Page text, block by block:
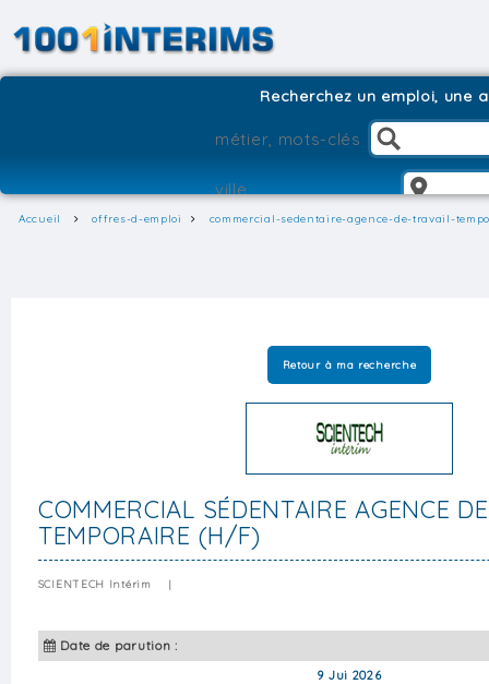
Recherchez un emploi, une
Accueil offres-d-emploi commercial-sedentaire-agence-de-travail-
Retour à ma recherche
COMMERCIAL SÉDENTAIRE AGENCE
TEMPORAIRE (H/F)
SCIENTECH Intérim |
Date de parution :
9 Jui 2026